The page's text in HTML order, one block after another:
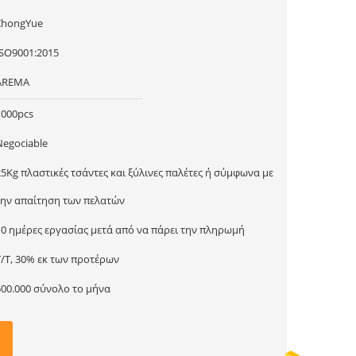
πλαστικές τσάντες και ξύλινες παλέτες ή σύμφωνα με
απαίτηση των πελατών
ημέρες εργασίας μετά από να πάρει την πληρωμή
T, 30% εκ των προτέρων
σύνολο το μήνα